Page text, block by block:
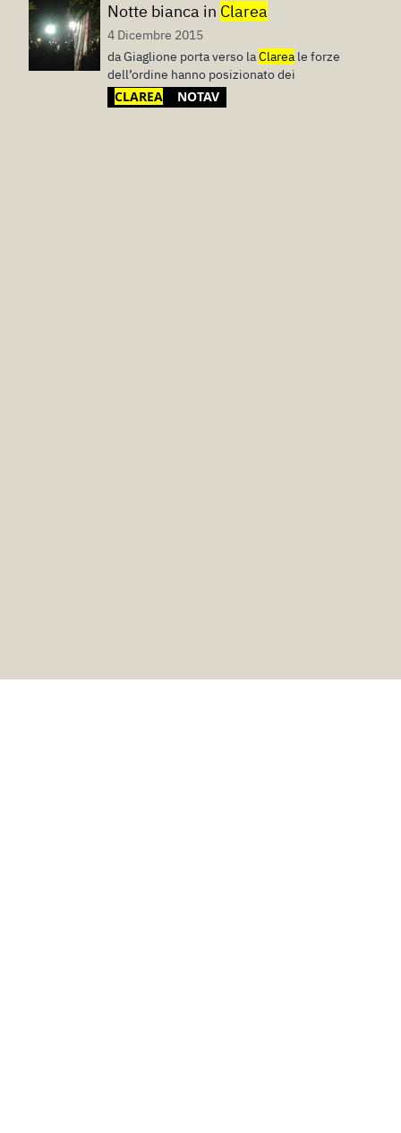
Notte bianca in Clarea
4 Dicembre 2015
da Giaglione porta verso laClarea le forze
dell’ordine hanno posizionato dei
CLAREA NOTAV